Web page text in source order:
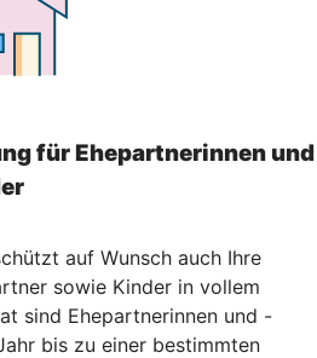
für Ehepartnerinnen und
auf Wunsch auch Ihre
sowie Kinder in vollem
sind Ehepartnerinnen und -
bis zu einer bestimmten